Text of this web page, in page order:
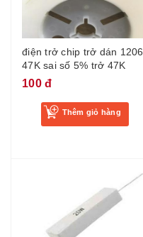
điện trở chip trở dán 1206
47K sai số 5% trở 47K
100 đ
Thêm giỏ hàng